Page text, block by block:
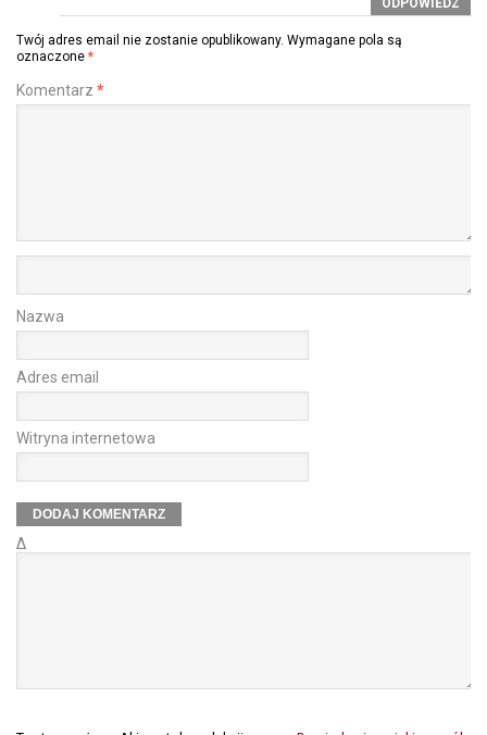
Twój adres email nie zostanie opublikowany. Wymagane pola są
oznaczone *
Komentarz *
Nazwa
Adres email
Witryna internetowa
Δ